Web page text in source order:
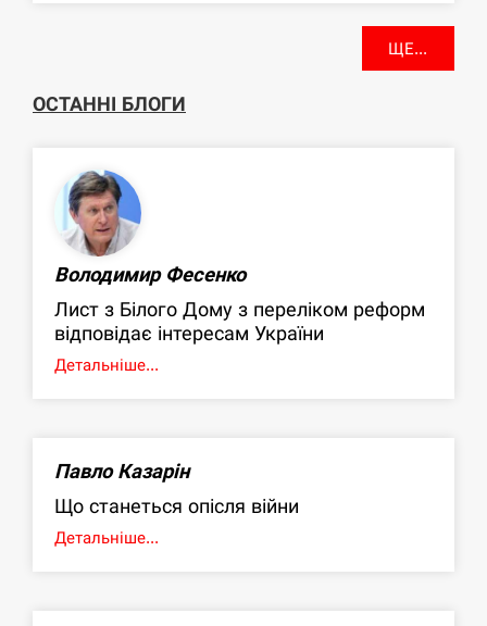
ЩЕ...
ОСТАННІ БЛОГИ
Володимир Фесенко
Лист з Білого Дому з переліком реформ
відповідає інтересам України
Детальніше...
Павло Казарін
Що станеться опісля війни
Детальніше...